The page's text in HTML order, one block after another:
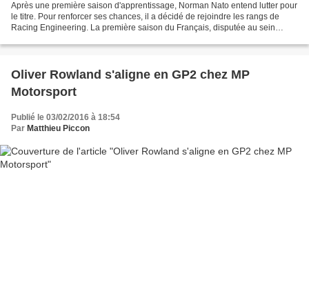
Après une première saison d'apprentissage, Norman Nato entend lutter pour
le titre. Pour renforcer ses chances, il a décidé de rejoindre les rangs de
Racing Engineering. La première saison du Français, disputée au sein
Oliver Rowland s'aligne en GP2 chez MP
Motorsport
Publié le 03/02/2016 à 18:54
Par Matthieu Piccon